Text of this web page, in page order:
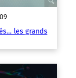
les grands